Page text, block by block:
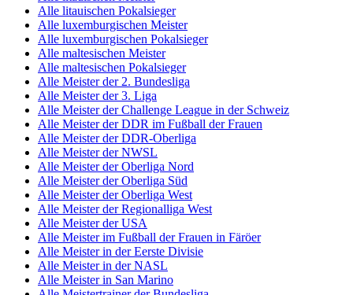
Alle litauischen Pokalsieger
Alle luxemburgischen Meister
Alle luxemburgischen Pokalsieger
Alle maltesischen Meister
Alle maltesischen Pokalsieger
Alle Meister der 2. Bundesliga
Alle Meister der 3. Liga
Alle Meister der Challenge League in der Schweiz
Alle Meister der DDR im Fußball der Frauen
Alle Meister der DDR-Oberliga
Alle Meister der NWSL
Alle Meister der Oberliga Nord
Alle Meister der Oberliga Süd
Alle Meister der Oberliga West
Alle Meister der Regionalliga West
Alle Meister der USA
Alle Meister im Fußball der Frauen in Färöer
Alle Meister in der Eerste Divisie
Alle Meister in der NASL
Alle Meister in San Marino